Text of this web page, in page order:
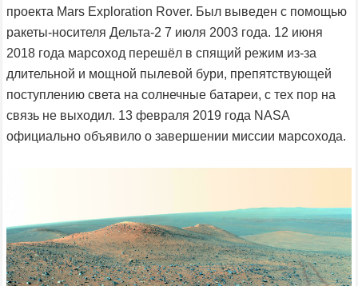
проекта Mars Exploration Rover. Был выведен с помощью
ракеты-носителя Дельта-2 7 июля 2003 года. 12 июня
2018 года марсоход перешёл в спящий режим из-за
длительной и мощной пылевой бури, препятствующей
поступлению света на солнечные батареи, с тех пор на
связь не выходил. 13 февраля 2019 года NASA
официально объявило о завершении миссии марсохода.